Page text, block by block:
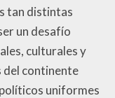
tan distintas
un desafío
culturales y
del continente
uniformes